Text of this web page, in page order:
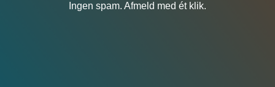
Ingen spam. Afmeld med ét klik.